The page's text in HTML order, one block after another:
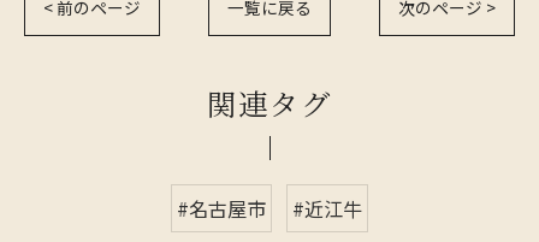
< 前のページ 一覧に戻る 次のページ >
関連タグ
#名古屋市 #近江牛